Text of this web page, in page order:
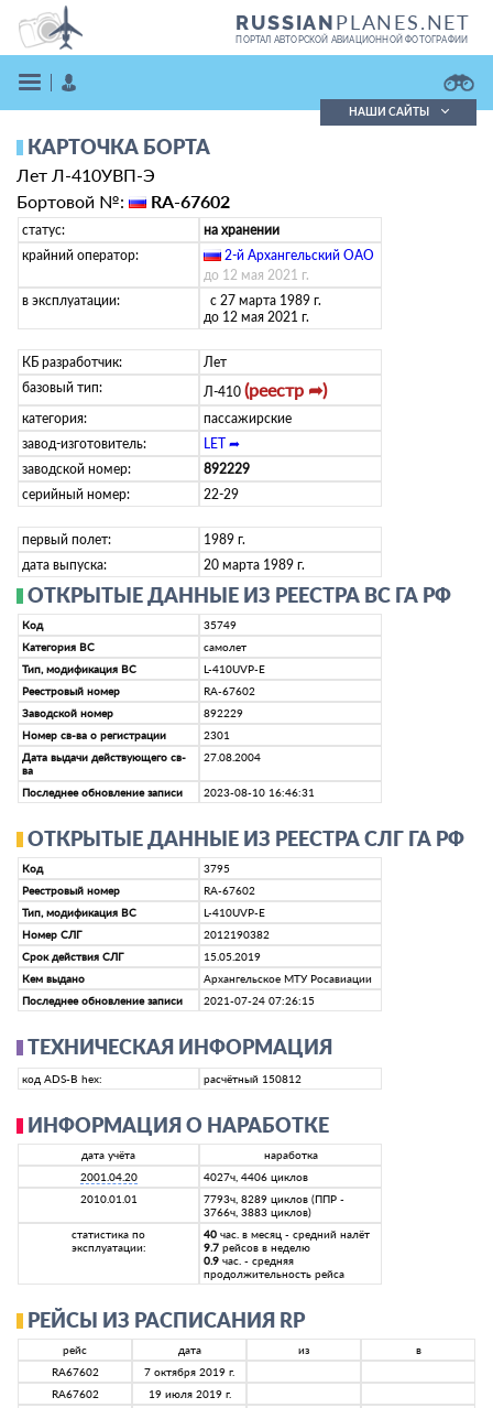
RUSSIANPLANES.NET
ПОРТАЛ АВТОРСКОЙ АВИАЦИОННОЙ ФОТОГРАФИИ
ВОЙТИ
ЗАРЕГИСТРИРОВАТЬСЯ
Поиск фотографий
Кратко
НАШИ САЙТЫ
КАРТОЧКА БОРТА
Лет Л-410УВП-Э
Бортовой №:
RA-67602
статус:
на хранении
крайний оператор:
2-й Архангельский ОАО
до 12 мая 2021 г.
в эксплуатации:
с 27 марта 1989 г.
до 12 мая 2021 г.
КБ разработчик:
Лет
базовый тип:
Л-410 (реестр ➦)
категория:
пассажирские
завод-изготовитель:
LET ➦
заводской номер:
892229
серийный номер:
22-29
первый полет:
1989 г.
дата выпуска:
20 марта 1989 г.
ОТКРЫТЫЕ ДАННЫЕ ИЗ РЕЕСТРА ВС ГА РФ
Код
35749
Категория ВС
самолет
Тип, модификация ВС
L-410UVP-E
Реестровый номер
RA-67602
Заводской номер
892229
Номер св-ва о регистрации
2301
Дата выдачи действующего св-
ва
27.08.2004
Последнее обновление записи 2023-08-10 16:46:31
ОТКРЫТЫЕ ДАННЫЕ ИЗ РЕЕСТРА СЛГ ГА РФ
Код
3795
Реестровый номер
RA-67602
Тип, модификация ВС
L-410UVP-E
Номер СЛГ
2012190382
Срок действия СЛГ
15.05.2019
Кем выдано
Архангельское МТУ Росавиации
Последнее обновление записи
2021-07-24 07:26:15
ТЕХНИЧЕСКАЯ ИНФОРМАЦИЯ
код ADS-B hex: расчётный 150812
ИНФОРМАЦИЯ О НАРАБОТКЕ
дата учёта
наработка
2001.04.20
4027ч, 4406 циклов
2010.01.01
7793ч, 8289 циклов (ППР -
3766ч, 3883 циклов)
статистика по
эксплуатации:
40 час. в месяц - средний налёт
9.7 рейсов в неделю
0.9 час. - средняя
продолжительность рейса
РЕЙСЫ ИЗ РАСПИСАНИЯ RP
рейс дата из
в
RA67602
7 октября 2019 г.
RA67602
19 июля 2019 г.